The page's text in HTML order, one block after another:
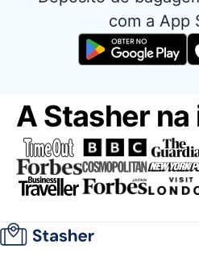
com a App
A Stasher